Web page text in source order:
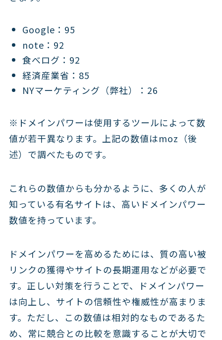
Google：95
note：92
食べログ：92
経済産業省：85
NYマーケティング（弊社）：26
※ドメインパワーは使用するツールによって数
値が若干異なります。上記の数値はmoz（後
述）で調べたものです。
これらの数値からも分かるように、多くの人が
知っている有名サイトは、高いドメインパワー
数値を持っています。
ドメインパワーを高めるためには、質の高い被
リンクの獲得やサイトの長期運用などが必要で
す。正しい対策を行うことで、ドメインパワー
は向上し、サイトの信頼性や権威性が高まりま
す。ただし、この数値は相対的なものであるた
め、常に競合との比較を意識することが大切で